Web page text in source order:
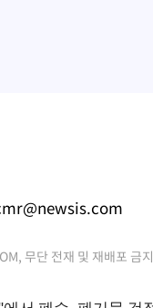
무단 전재 및 재배포 금지